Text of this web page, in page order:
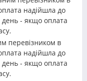
надійшла до
- якщо оплата
перевізником в
надійшла до
- якщо оплата